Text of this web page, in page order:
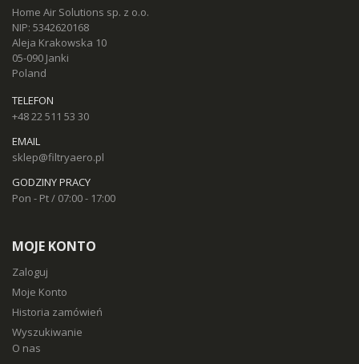
Home Air Solutions sp. z o.o.
NIP: 5342620168
Aleja Krakowska 10
05-090 Janki
Poland
TELEFON
+48 22 511 53 30
EMAIL
sklep@filtryaero.pl
GODZINY PRACY
Pon - Pt / 07:00 - 17:00
MOJE KONTO
Zaloguj
Moje Konto
Historia zamówień
Wyszukiwanie
O nas